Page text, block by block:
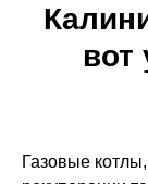
вот
Газовые